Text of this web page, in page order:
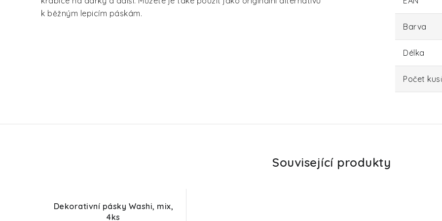
k běžným lepicím páskám.
Barva
Délka
Počet
Související produkty
Dekorativní pásky Washi, mix,
4ks